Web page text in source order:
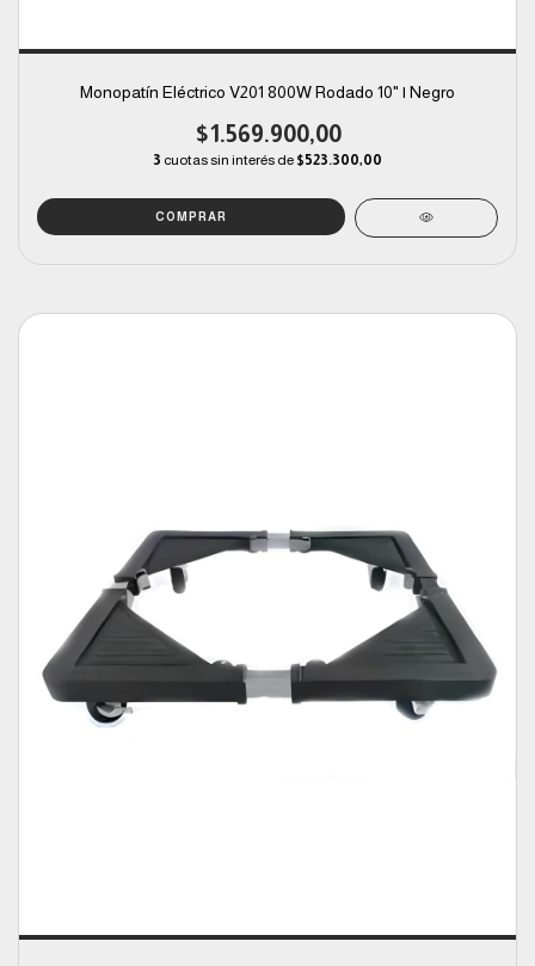
Monopatín Eléctrico V201 800W Rodado 10" | Negro
$1.569.900,00
3 cuotas sin interés de $523.300,00